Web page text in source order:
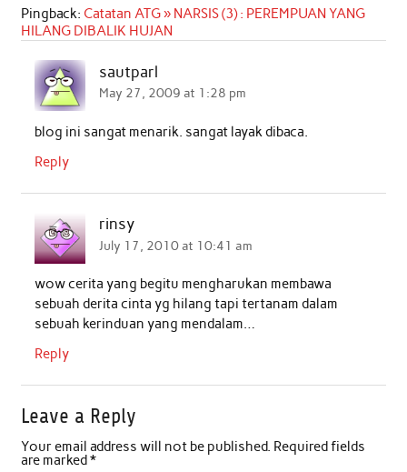
Pingback: Catatan ATG » NARSIS (3) : PEREMPUAN YANG
HILANG DIBALIK HUJAN
sautparl
May 27, 2009 at 1:28 pm
blog ini sangat menarik. sangat layak dibaca.
Reply
rinsy
July 17, 2010 at 10:41 am
wow cerita yang begitu mengharukan membawa
sebuah derita cinta yg hilang tapi tertanam dalam
sebuah kerinduan yang mendalam…
Reply
Leave a Reply
Your email address will not be published. Required fields
are marked*